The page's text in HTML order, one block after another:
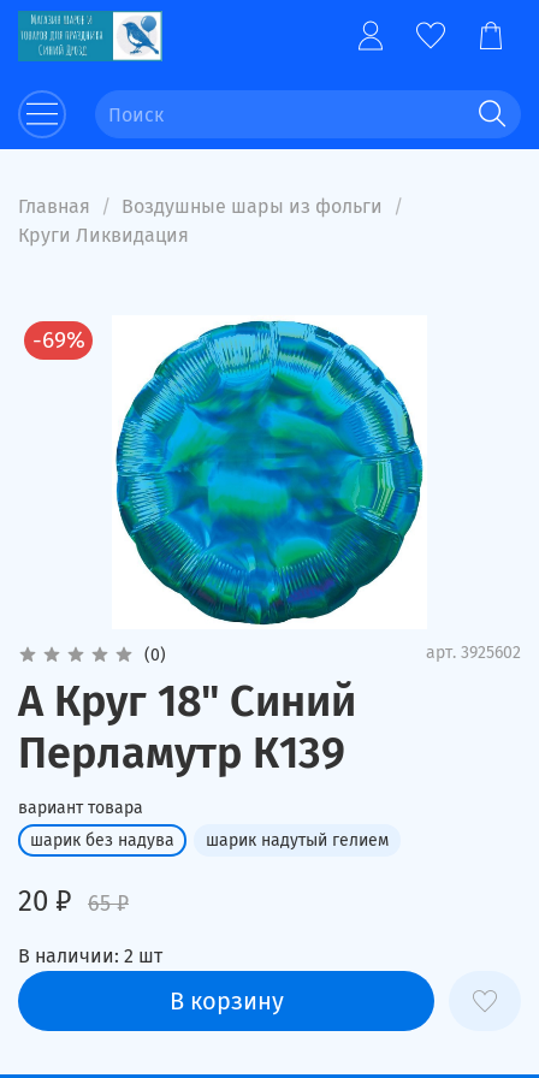
Главная
Воздушные шары из фольги
Круги Ликвидация
-69%
(0) арт. 3925602
А Круг 18" Синий
Перламутр К139
вариант товара
шарик без надува
шарик надутый гелием
20 ₽ 65 ₽
В наличии: 2 шт
В корзину